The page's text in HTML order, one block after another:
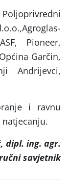
Pioneer,
Garčin,
Andrijevci,
i ravnu
dipl. ing. agr.
savjetnik